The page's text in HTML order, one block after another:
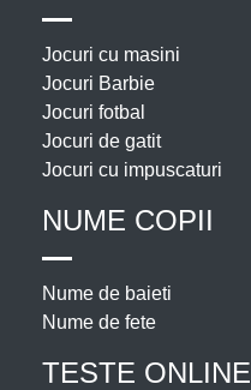
Jocuri cu masini
Jocuri Barbie
Jocuri fotbal
Jocuri de gatit
Jocuri cu impuscaturi
NUME COPII
Nume de baieti
Nume de fete
TESTE ONLINE